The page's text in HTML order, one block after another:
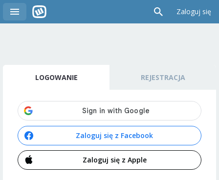
Zaloguj się
LOGOWANIE REJESTRACJA
Zaloguj się z Facebook
Zaloguj się z Apple